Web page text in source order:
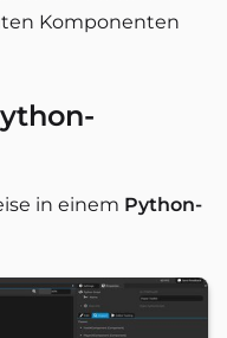
Komponenten
in einem Python-